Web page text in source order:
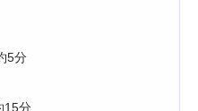
5分
15分